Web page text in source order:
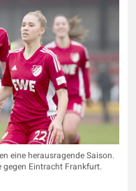
eine herausragende Saison.
Eintracht Frankfurt.